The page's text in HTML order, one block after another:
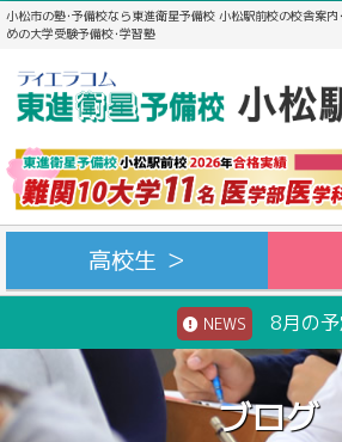
小松市の塾･予備校なら東進衛星予備校 小松駅前校の校舎案
めの大学受験予備校･学習塾
高校生 ＞
NEWS 8月の
ブログ